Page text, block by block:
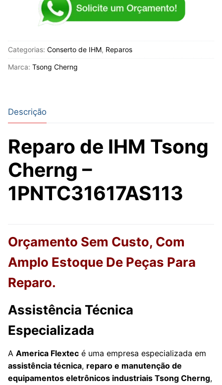
Categorias: Conserto de IHM, Reparos
Marca: Tsong Cherng
Descrição
Reparo de IHM Tsong
Cherng –
1PNTC31617AS113
Orçamento Sem Custo, Com
Amplo Estoque De Peças Para
Reparo.
Assistência Técnica
Especializada
A America Flextec é uma empresa especializada em
assistência técnica, reparo e manutenção de
equipamentos eletrônicos industriais Tsong Cherng,